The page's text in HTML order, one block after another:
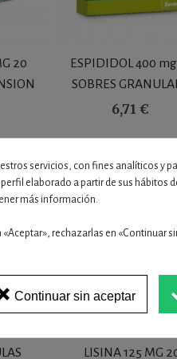
20
ESPIDIDOL 400
SOBRES
PARA SOLUCION
6,71 €
LISINA 125 MG
servicios, con fines analíticos y
elaborado a partir de sus hábitos
más información.
rechazarlas en «Continuar
Continuar sin aceptar